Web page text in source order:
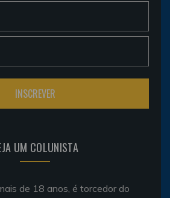
UM COLUNISTA
de 18 anos, é torcedor do